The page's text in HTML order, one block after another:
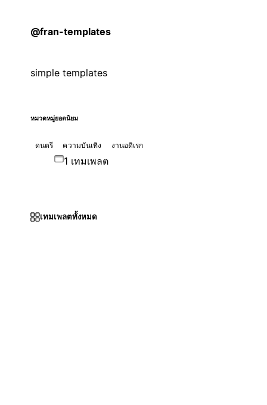
@fran-templates
simple templates
หมวดหมู่ยอดนิยม
ดนตรี ความบันเทิง งานอดิเรก
1 เทมเพลต
เทมเพลตทั้งหมด